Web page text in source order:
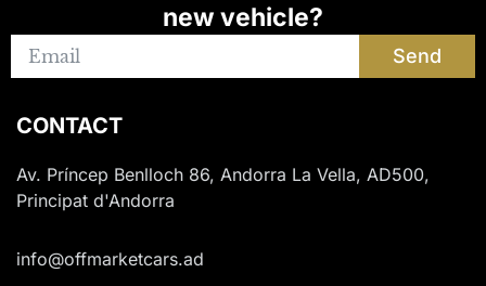
new vehicle?
Send
CONTACT
Av. Príncep Benlloch 86, Andorra La Vella, AD500,
Principat d'Andorra
info@offmarketcars.ad